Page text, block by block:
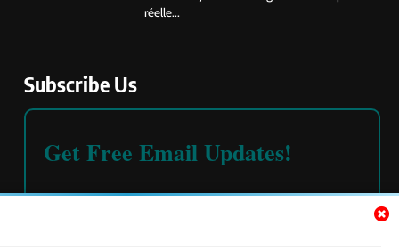
réelle...
Subscribe Us
Get Free Email Updates!